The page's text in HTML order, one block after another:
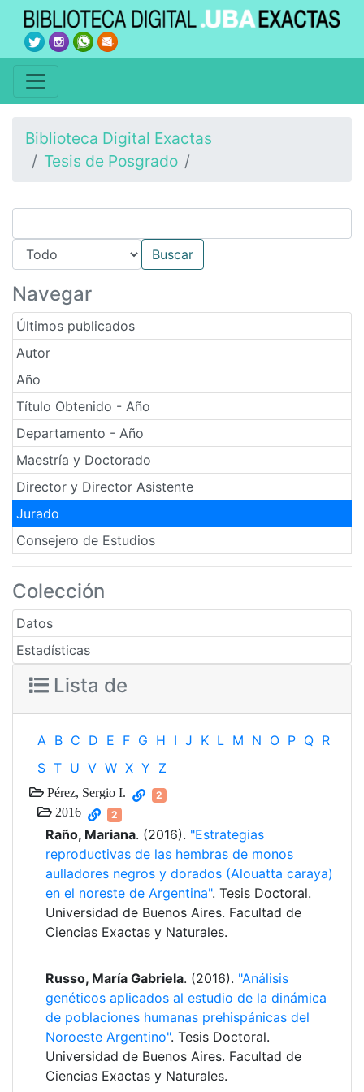
Biblioteca Digital Exactas
Tesis de Posgrado
Navegar
Últimos publicados
Autor
Año
Título Obtenido - Año
Departamento - Año
Maestría y Doctorado
Director y Director Asistente
Jurado
Consejero de Estudios
Colección
Datos
Estadísticas
Lista de
A B C D E F G H I J K L M N O P Q R
S T U V W X Y Z
Pérez, Sergio I. 2
2016 2
Raño, Mariana. (2016). "Estrategias
reproductivas de las hembras de monos
aulladores negros y dorados (Alouatta caraya)
en el noreste de Argentina". Tesis Doctoral.
Universidad de Buenos Aires. Facultad de
Ciencias Exactas y Naturales.
Russo, María Gabriela. (2016). "Análisis
genéticos aplicados al estudio de la dinámica
de poblaciones humanas prehispánicas del
Noroeste Argentino". Tesis Doctoral.
Universidad de Buenos Aires. Facultad de
Ciencias Exactas y Naturales.